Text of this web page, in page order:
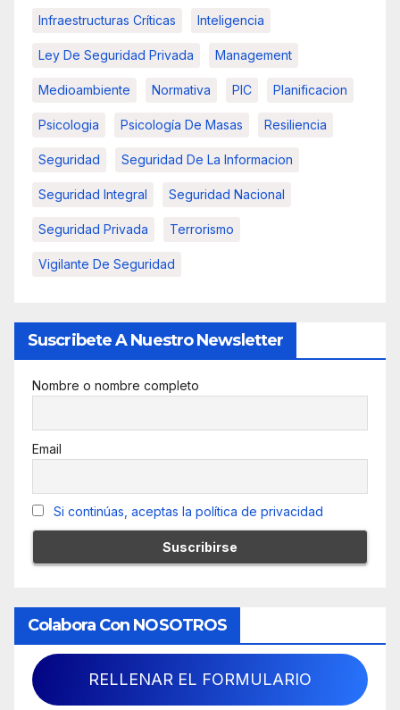
Infraestructuras Críticas Inteligencia
Ley De Seguridad Privada Management
Medioambiente Normativa PIC Planificacion
Psicologia Psicología De Masas Resiliencia
Seguridad Seguridad De La Informacion
Seguridad Integral Seguridad Nacional
Seguridad Privada Terrorismo
Vigilante De Seguridad
Suscribete A Nuestro Newsletter
Nombre o nombre completo
Email
Si continúas, aceptas la política de privacidad
Colabora Con NOSOTROS
RELLENAR EL FORMULARIO